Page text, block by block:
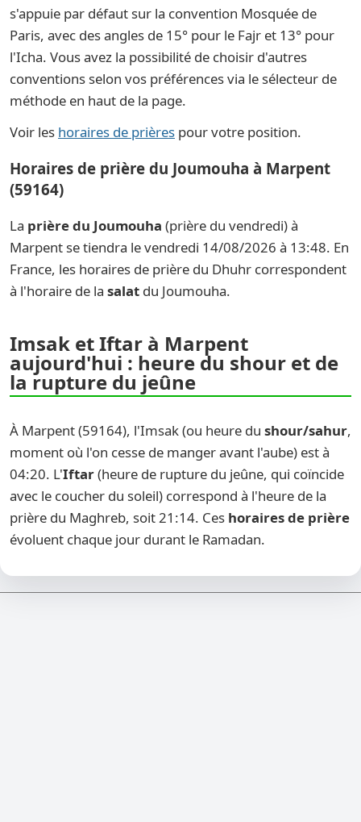
s'appuie par défaut sur la convention Mosquée de
Paris, avec des angles de 15° pour le Fajr et 13° pour
l'Icha. Vous avez la possibilité de choisir d'autres
conventions selon vos préférences via le sélecteur de
méthode en haut de la page.
Voir les horaires de prières pour votre position.
Horaires de prière du Joumouha à Marpent
(59164)
La prière du Joumouha (prière du vendredi) à
Marpent se tiendra le vendredi 14/08/2026 à 13:48. En
France, les horaires de prière du Dhuhr correspondent
à l'horaire de la salat du Joumouha.
Imsak et Iftar à Marpent
aujourd'hui : heure du shour et de
la rupture du jeûne
À Marpent (59164), l'Imsak (ou heure du shour/sahur,
moment où l'on cesse de manger avant l'aube) est à
04:20. L'Iftar(heure de rupture du jeûne, qui coïncide
avec le coucher du soleil) correspond à l'heure de la
prière du Maghreb, soit 21:14. Ces horaires de prière
évoluent chaque jour durant le Ramadan.